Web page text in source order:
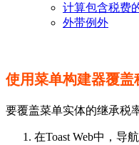
计算包含税费
外带例外
使用菜单构建器覆盖
要覆盖菜单实体的继承税
在Toast Web中，导